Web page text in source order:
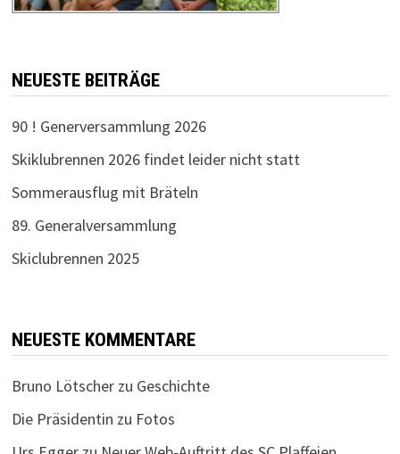
NEUESTE BEITRÄGE
90 ! Generversammlung 2026
Skiklubrennen 2026 findet leider nicht statt
Sommerausflug mit Bräteln
89. Generalversammlung
Skiclubrennen 2025
NEUESTE KOMMENTARE
Bruno Lötscherzu Geschichte
Die Präsidentin zu Fotos